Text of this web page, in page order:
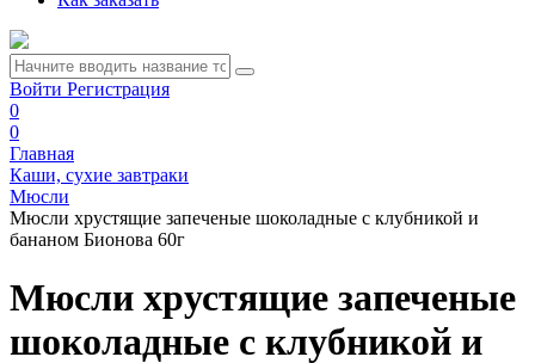
Войти Регистрация
0
0
Главная
Каши, сухие завтраки
Мюсли
Мюсли хрустящие запеченые шоколадные с клубникой и
бананом Бионова 60г
Мюсли хрустящие запеченые
шоколадные с клубникой и